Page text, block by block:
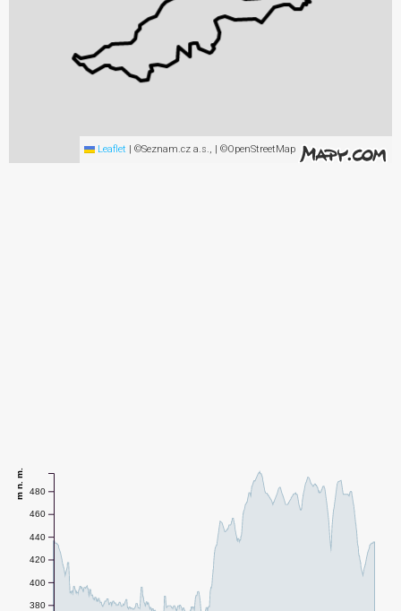
Leaflet | ©Seznam.cz a.s., | ©OpenStreetMap
380
400
420
440
460
480
m n. m.